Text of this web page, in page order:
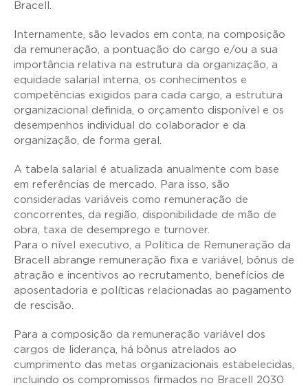
Bracell.
Internamente, são levados em conta, na composição
da remuneração, a pontuação do cargo e/ou a sua
importância relativa na estrutura da organização, a
equidade salarial interna, os conhecimentos e
competências exigidos para cada cargo, a estrutura
organizacional definida, o orçamento disponível e os
desempenhos individual do colaborador e da
organização, de forma geral.
A tabela salarial é atualizada anualmente com base
em referências de mercado. Para isso, são
consideradas variáveis como remuneração de
concorrentes, da região, disponibilidade de mão de
obra, taxa de desemprego e turnover.
Para o nível executivo, a Política de Remuneração da
Bracell abrange remuneração fixa e variável, bônus de
atração e incentivos ao recrutamento, benefícios de
aposentadoria e políticas relacionadas ao pagamento
de rescisão.
Para a composição da remuneração variável dos
cargos de liderança, há bônus atrelados ao
cumprimento das metas organizacionais estabelecidas,
incluindo os compromissos firmados no Bracell 2030